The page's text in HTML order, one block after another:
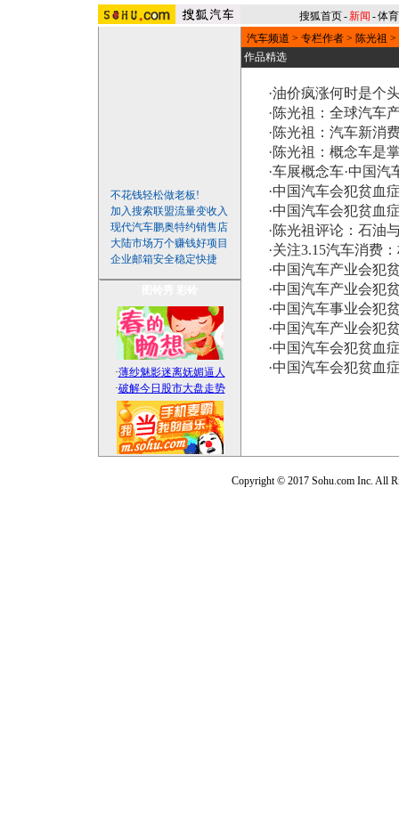
搜狐首页-新闻 -体育
不花钱轻松做老板!
加入搜索联盟流量变收入
现代汽车鹏奥特约销售店
大陆市场万个赚钱好项目
企业邮箱安全稳定快捷
·薄纱魅影迷离妩媚逼人
·破解今日股市大盘走势
汽车频道 > 专栏作者 > 陈光祖 >
作品精选
·油价疯涨何时是个
·陈光祖：全球汽车
·陈光祖：汽车新消
·陈光祖：概念车是
·车展概念车·中国汽
·中国汽车会犯贫血
·中国汽车会犯贫血
·陈光祖评论：石油
·关注3.15汽车消费
·中国汽车产业会犯
·中国汽车产业会犯
·中国汽车事业会犯
·中国汽车产业会犯
·中国汽车会犯贫血
·中国汽车会犯贫血
Copyright © 2017 Sohu.com Inc. All